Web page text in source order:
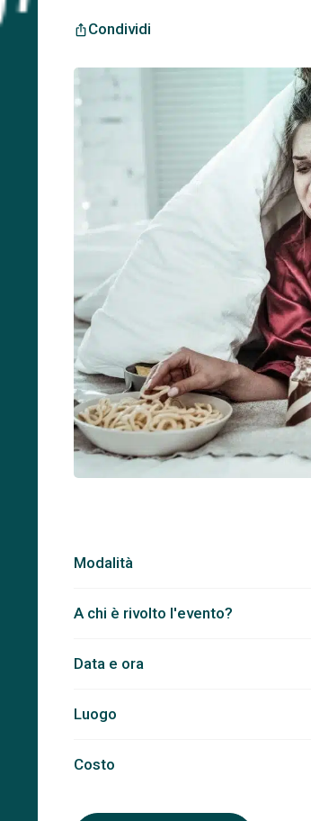
ios_shareCondividi
Modalità
A chi è rivolto l'evento?
Data e ora
Luogo
Costo